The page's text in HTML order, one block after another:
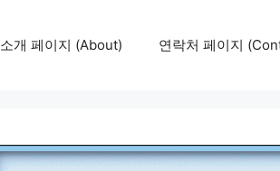
소개 페이지 (About) 연락처 페이지